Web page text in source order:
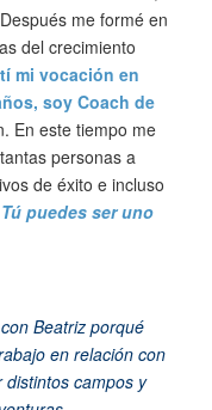
me formé en
del crecimiento
mi vocación en
soy Coach de
En este tiempo me
personas a
de éxito e incluso
Tú puedes ser uno
Beatriz porqué
en relación con
campos y